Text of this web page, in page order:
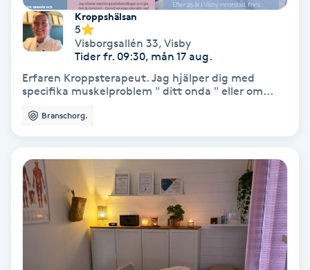
Headspa
Healing
Herrklippning
HIFU
Hollywood Peel
Hot Stone Massage
Kroppshälsan
5
Visborgsallén 33, Visby
Tider fr. 09:30, mån 17 aug.
Erfaren Kroppsterapeut. Jag hjälper dig med
specifika muskelproblem " ditt onda " eller om...
Branschorg.